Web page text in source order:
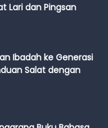
Lari dan Pingsan
Ibadah ke Generasi
Salat dengan